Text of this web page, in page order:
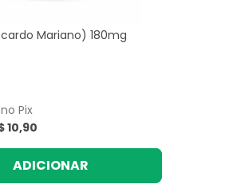
Mariano) 180mg
no Pix
10,90
ADICIONAR